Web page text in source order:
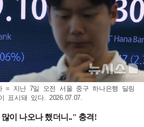
= 지난 7일 오전 서울 중구 하나은행 딜링
표시돼 있다. 2026.07.07.